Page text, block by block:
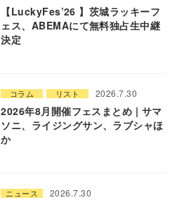
【LuckyFes’26 】茨城ラッキーフ
ェス、ABEMAにて無料独占生中継
決定
コラム リスト 2026.7.30
2026年8月開催フェスまとめ | サマ
ソニ、ライジングサン、ラブシャほ
か
ニュース 2026.7.30